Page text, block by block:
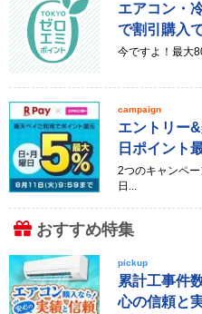
エアコン・
で割引購入
今ですよ！最大
campaign
エントリー
日ポイント
2つのキャンペ
日...
おすすめ特集
pickup
累計工事件
心の信頼と